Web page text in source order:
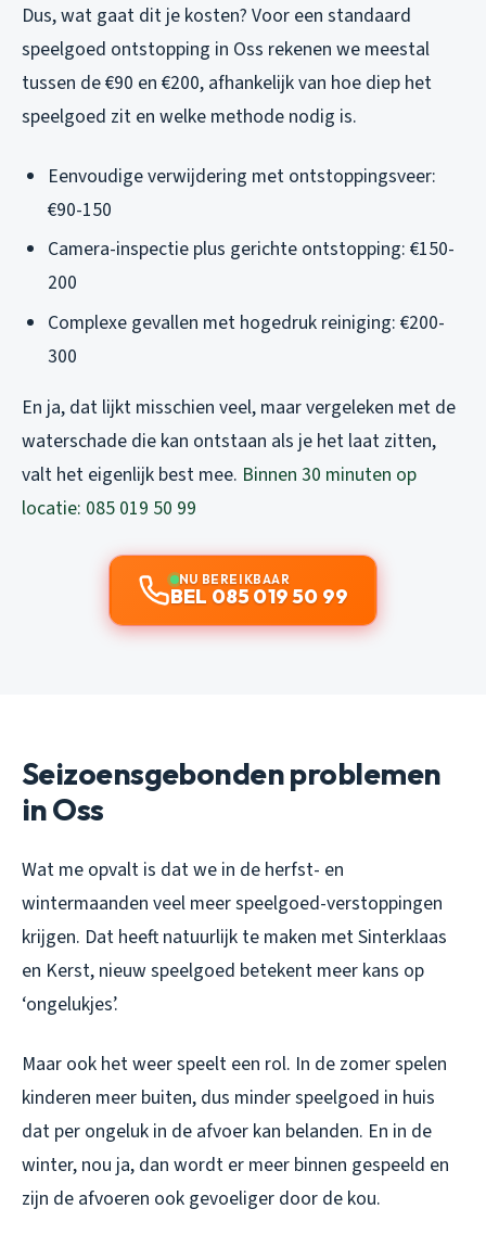
Dus, wat gaat dit je kosten? Voor een standaard
speelgoed ontstopping in Oss rekenen we meestal
tussen de €90 en €200, afhankelijk van hoe diep het
speelgoed zit en welke methode nodig is.
Eenvoudige verwijdering met ontstoppingsveer:
€90-150
Camera-inspectie plus gerichte ontstopping: €150-
200
Complexe gevallen met hogedruk reiniging: €200-
300
En ja, dat lijkt misschien veel, maar vergeleken met de
waterschade die kan ontstaan als je het laat zitten,
valt het eigenlijk best mee. Binnen 30 minuten op
locatie: 085 019 50 99
NU BEREIKBAAR
BEL 085 019 50 99
Seizoensgebonden problemen
in Oss
Wat me opvalt is dat we in de herfst- en
wintermaanden veel meer speelgoed-verstoppingen
krijgen. Dat heeft natuurlijk te maken met Sinterklaas
en Kerst, nieuw speelgoed betekent meer kans op
‘ongelukjes’.
Maar ook het weer speelt een rol. In de zomer spelen
kinderen meer buiten, dus minder speelgoed in huis
dat per ongeluk in de afvoer kan belanden. En in de
winter, nou ja, dan wordt er meer binnen gespeeld en
zijn de afvoeren ook gevoeliger door de kou.